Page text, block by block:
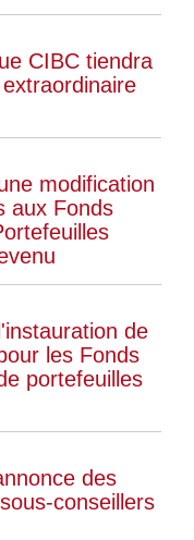
CIBC tiendra
modification
aux Fonds
de
les Fonds
portefeuilles
des
conseillers